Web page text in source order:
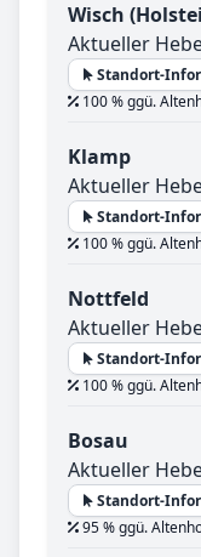
Wisch
Aktueller
Standort-
100 % ggü.
Klamp
Aktueller
Standort-
100 % ggü.
Nottfeld
Aktueller
Standort-
100 % ggü.
Bosau
Aktueller
Standort-
95 % ggü.